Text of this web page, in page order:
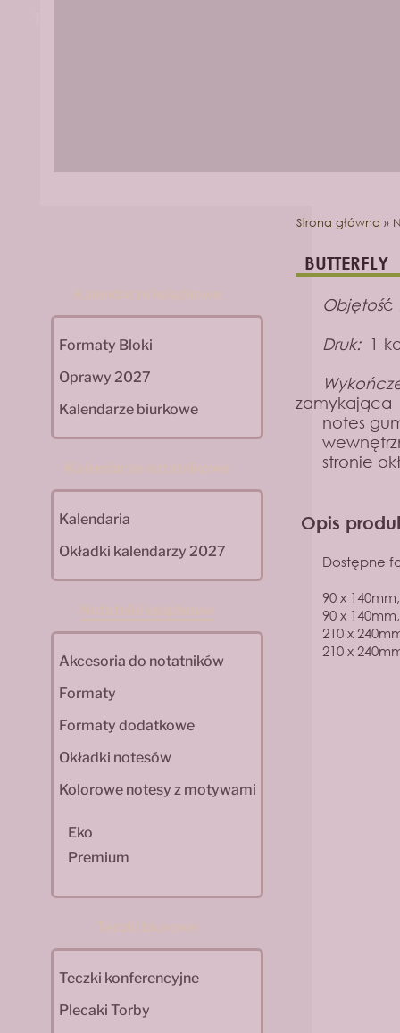
Formaty Bloki
Oprawy 2027
Kalendarze biurkowe
Kalendaria
Okładki kalendarzy 2027
Akcesoria do notatników
Formaty
Formaty dodatkowe
Okładki notesów
Kolorowe notesy z motywami
Eko
Premium
Teczki konferencyjne
Plecaki Torby
Strona główna »
BUTTERFLY
Objętość
Druk:1-
zamykająca
notes
stronie
Opis
Dostępne
90 x
90 x
210 x
210 x